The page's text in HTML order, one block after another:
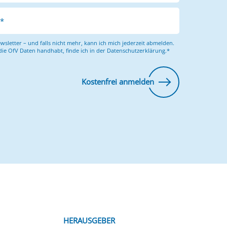
– und falls nicht mehr, kann ich mich jederzeit abmelden.
OfV Daten handhabt, finde ich in der Datenschutzerklärung.*
Kostenfrei anmelden
HERAUSGEBER